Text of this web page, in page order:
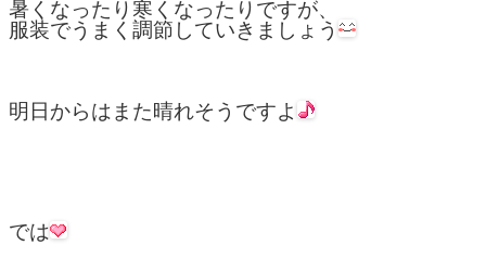
暑くなったり寒くなったりですが、
服装でうまく調節していきましょう
明日からはまた晴れそうですよ
では